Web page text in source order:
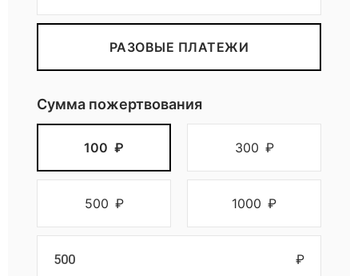
РАЗОВЫЕ ПЛАТЕЖИ
Сумма пожертвования
100 ₽ 300 ₽
500 ₽ 1000 ₽
₽